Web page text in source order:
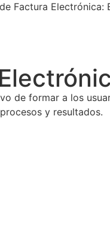
Factura Electrónica:
de formar a los
y resultados.